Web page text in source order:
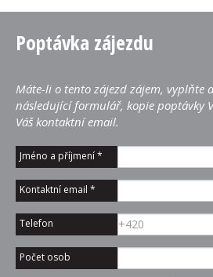
Poptávka zájezdu
Máte-li o tento zájezd zájem, vyplňte
následující formulář, kopie poptávky
Váš kontaktní email.
Jméno a příjmení*
Kontaktní email *
Telefon
Počet osob